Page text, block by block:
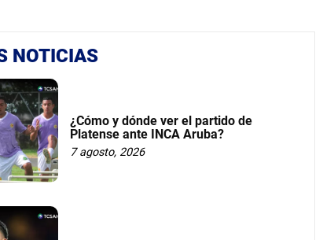
NOTICIAS
¿Cómo y dónde ver el partido de
Platense ante INCA Aruba?
7 agosto, 2026